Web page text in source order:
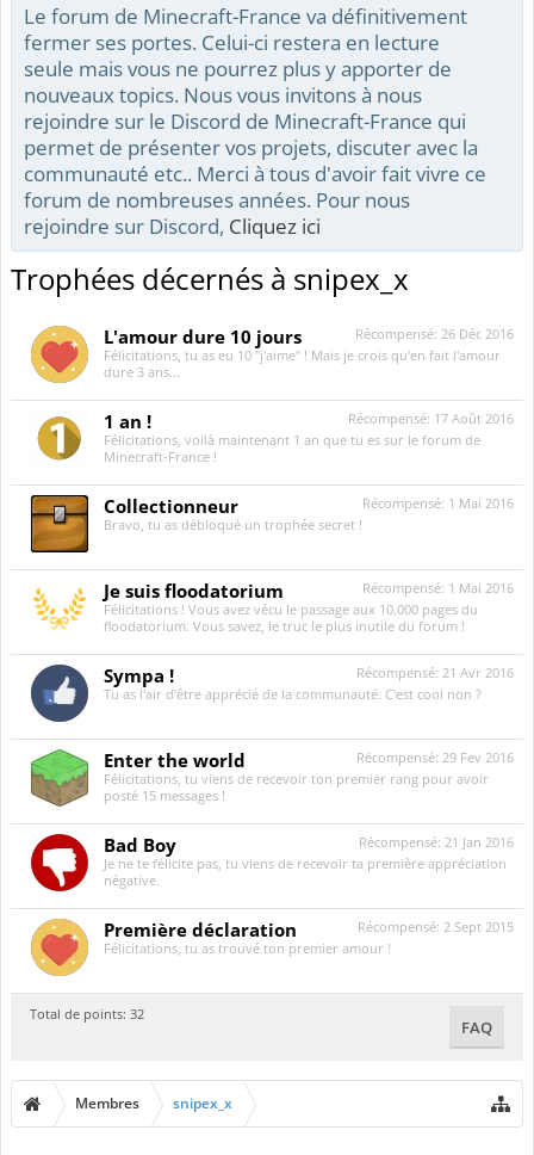
Le forum de Minecraft-France va définitivement
fermer ses portes. Celui-ci restera en lecture
seule mais vous ne pourrez plus y apporter de
nouveaux topics. Nous vous invitons à nous
rejoindre sur le Discord de Minecraft-France qui
permet de présenter vos projets, discuter avec la
communauté etc.. Merci à tous d'avoir fait vivre ce
forum de nombreuses années. Pour nous
rejoindre sur Discord, Cliquez ici
Trophées décernés à snipex_x
Récompensé: 26 Déc 2016
L'amour dure 10 jours
Félicitations, tu as eu 10 "j'aime" ! Mais je crois qu'en fait l'amour
dure 3 ans...
Récompensé: 17 Août 2016
1 an !
Félicitations, voilà maintenant 1 an que tu es sur le forum de
Minecraft-France !
Récompensé: 1 Mai 2016
Collectionneur
Bravo, tu as débloqué un trophée secret !
Récompensé: 1 Mai 2016
Je suis floodatorium
Félicitations ! Vous avez vécu le passage aux 10.000 pages du
floodatorium. Vous savez, le truc le plus inutile du forum !
Récompensé: 21 Avr 2016
Sympa !
Tu as l'air d'être apprécié de la communauté. C'est cool non ?
Récompensé: 29 Fev 2016
Enter the world
Félicitations, tu viens de recevoir ton premier rang pour avoir
posté 15 messages !
Récompensé: 21 Jan 2016
Bad Boy
Je ne te félicite pas, tu viens de recevoir ta première appréciation
négative.
Récompensé: 2 Sept 2015
Première déclaration
Félicitations, tu as trouvé ton premier amour !
Total de points: 32
FAQ
Membres snipex_x